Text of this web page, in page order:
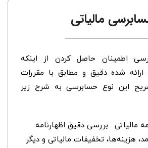
مالیاتی
اطمینان حاصل کردن از اینکه
ارائه شده دقیق و مطابق با مقررات
این نوع حسابرسی به شرح زیر
مالیاتی: بررسی دقیق اظهارنامه
هزینه‌ها، تخفیفات مالیاتی و دیگر